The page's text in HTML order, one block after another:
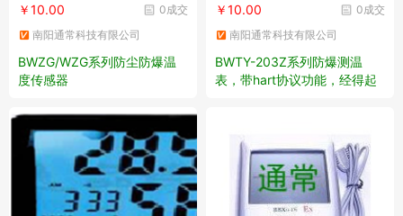
0成交
￥10.00
南阳通常科技有限公司
BWZG/WZG系列防尘防爆温
度传感器
0成交
￥10.00
南阳通常科技有限公司
BWTY-203Z系列防爆测温
表，带hart协议功能，经得起